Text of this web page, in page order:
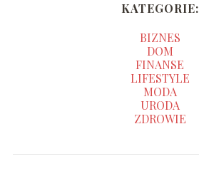
KATEGORIE:
BIZNES
DOM
FINANSE
LIFESTYLE
MODA
URODA
ZDROWIE